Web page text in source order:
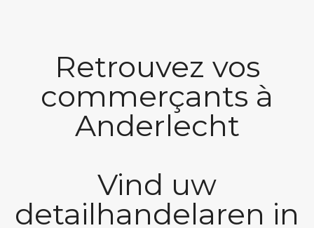
Retrouvez vos
commerçants à
Anderlecht
Vind uw
detailhandelaren in